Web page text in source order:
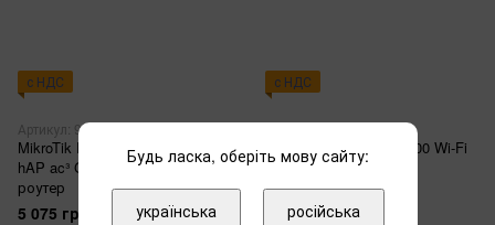
с НДС
Артикул: 99-00006702
MikroTik RBD53iG-5HacD2HnD
hAP ac³ Gigabit PoE Wi-Fi
роутер
5 075 грн
с НДС
Артикул: 99-00007407
Ruijie Reyee RG-EW1200 Wi-Fi
5 Wi-Fi роутер
1 549 грн
Будь ласка, оберіть мову сайту:
українська російська